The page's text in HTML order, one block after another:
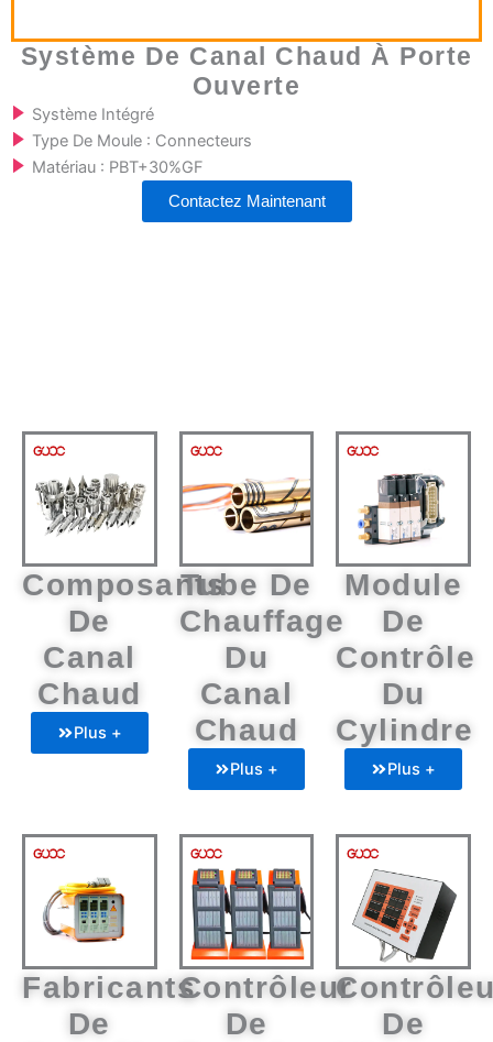
Système De Canal Chaud À Porte
Ouverte
Système Intégré
Type De Moule : Connecteurs
Matériau : PBT+30%GF
Contactez Maintenant
Composants
De
Canal
Chaud
Plus +
Tube De
Chauffage
Du
Canal
Chaud
Plus +
Module
De
Contrôle
Du
Cylindre
Plus +
Fabricants
De
Contrôleur
De
De